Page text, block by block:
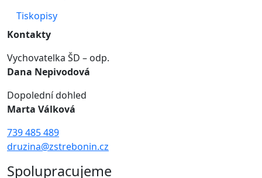
Tiskopisy
Kontakty
Vychovatelka ŠD – odp.
Dana Nepivodová
Dopolední dohled
Marta Válková
739 485 489
druzina@zstrebonin.cz
Spolupracujeme